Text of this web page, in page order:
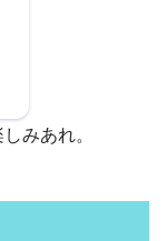
みあれ。